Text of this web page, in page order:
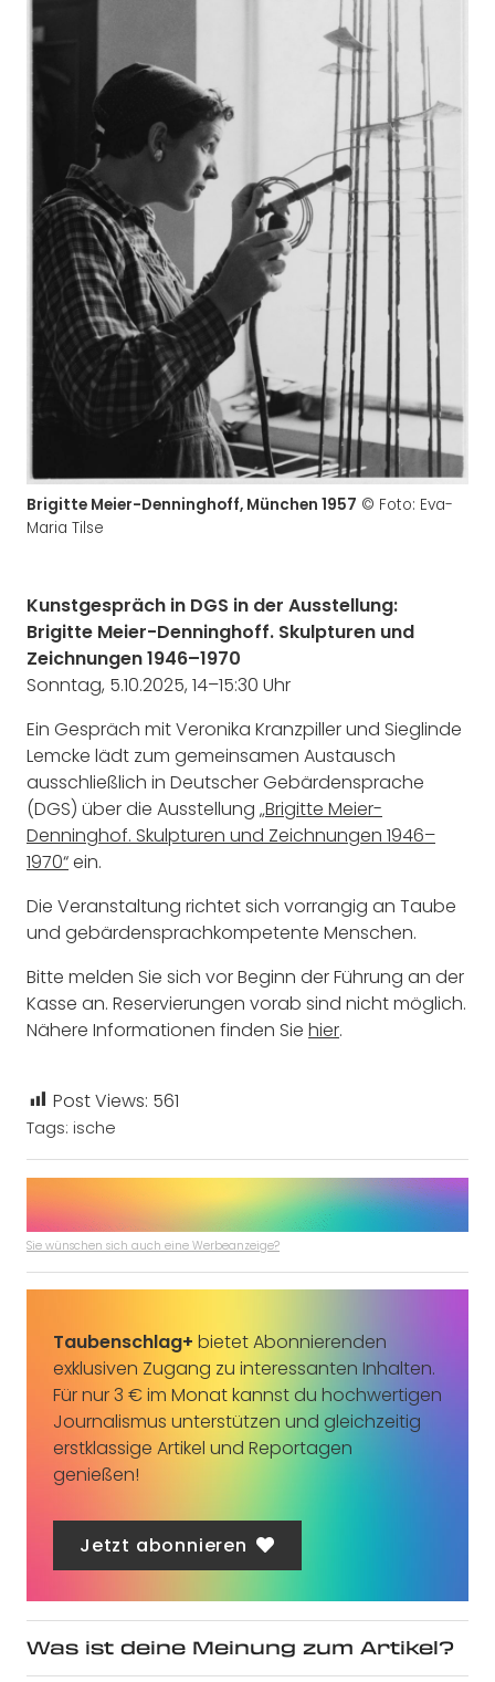
Brigitte Meier-Denninghoff, München 1957 © Foto: Eva-
Maria Tilse
Kunstgespräch in DGS in der Ausstellung:
Brigitte Meier-Denninghoff. Skulpturen und
Zeichnungen 1946–1970
Sonntag, 5.10.2025, 14–15:30 Uhr
Ein Gespräch mit Veronika Kranzpiller und Sieglinde
Lemcke lädt zum gemeinsamen Austausch
ausschließlich in Deutscher Gebärdensprache
(DGS) über die Ausstellung „Brigitte Meier-
Denninghof. Skulpturen und Zeichnungen 1946–
1970“ein.
Die Veranstaltung richtet sich vorrangig an Taube
und gebärdensprachkompetente Menschen.
Bitte melden Sie sich vor Beginn der Führung an der
Kasse an. Reservierungen vorab sind nicht möglich.
Nähere Informationen finden Sie hier.
Post Views: 561
Tags: ische
Sie wünschen sich auch eine Werbeanzeige?
Taubenschlag+ bietet Abonnierenden
exklusiven Zugang zu interessanten Inhalten.
Für nur 3 € im Monat kannst du hochwertigen
Journalismus unterstützen und gleichzeitig
erstklassige Artikel und Reportagen
genießen!
Jetzt abonnieren
Was ist deine Meinung zum Artikel?